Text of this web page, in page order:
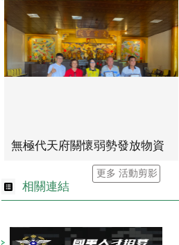
無極代天府關懷弱勢發放物資
更多 活動剪影
相關連結